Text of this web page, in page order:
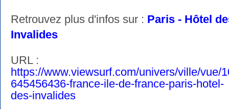
Retrouvez plus d'infos sur : Paris - Hôtel
Invalides
URL :
https://www.viewsurf.com/univers/ville/vue/
645456436-france-ile-de-france-paris-hotel-
des-invalides